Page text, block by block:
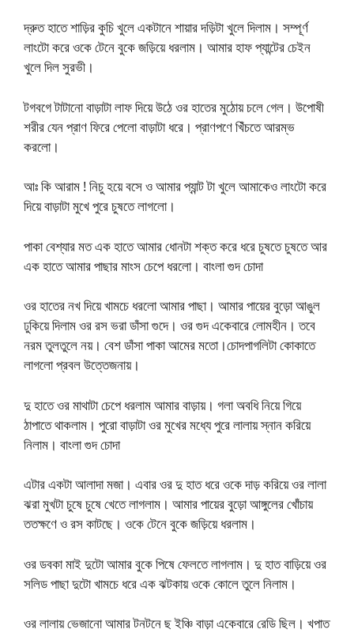
দ্রুত হাতে শাড়ির কুচি খুলে একটানে শায়ার দড়িটা খুলে দিলাম। সম্পূর্ণ
লাংটো করে ওকে টেনে বুকে জড়িয়ে ধরলাম। আমার হাফ প্যান্টের চেইন
খুলে দিল সুরভী।
টগবগে টাটানো বাড়াটা লাফ দিয়ে উঠে ওর হাতের মুঠোয় চলে গেল। উপোষী
শরীর যেন প্রাণ ফিরে পেলো বাড়াটা ধরে। প্রাণপণে খিঁচতে আরম্ভ
করলো।
আঃ কি আরাম ! নিচু হয়ে বসে ও আমার প্যান্ট টা খুলে আমাকেও লাংটো করে
দিয়ে বাড়াটা মুখে পুরে চুষতে লাগলো।
পাকা বেশ্যার মত এক হাতে আমার ধোনটা শক্ত করে ধরে চুষতে চুষতে আর
এক হাতে আমার পাছার মাংস চেপে ধরলো। বাংলা গুদ চোদা
ওর হাতের নখ দিয়ে খামচে ধরলো আমার পাছা। আমার পায়ের বুড়ো আঙুল
ঢুকিয়ে দিলাম ওর রস ভরা ডাঁসা গুদে। ওর গুদ একেবারে লোমহীন। তবে
নরম তুলতুলে নয়। বেশ ডাঁসা পাকা আমের মতো।চোদপাগলিটা কোকাতে
লাগলো প্রবল উত্তেজনায়।
দু হাতে ওর মাথাটা চেপে ধরলাম আমার বাড়ায়। গলা অবধি নিয়ে গিয়ে
ঠাপাতে থাকলাম। পুরো বাড়াটা ওর মুখের মধ্যে পুরে লালায় স্নান করিয়ে
নিলাম। বাংলা গুদ চোদা
এটার একটা আলাদা মজা। এবার ওর দু হাত ধরে ওকে দাড় করিয়ে ওর লালা
ঝরা মুখটা চুষে চুষে খেতে লাগলাম। আমার পায়ের বুড়ো আঙ্গুলের খোঁচায়
ততক্ষণে ও রস কাটছে। ওকে টেনে বুকে জড়িয়ে ধরলাম।
ওর ডবকা মাই দুটো আমার বুকে পিষে ফেলতে লাগলাম। দু হাত বাড়িয়ে ওর
সলিড পাছা দুটো খামচে ধরে এক ঝটকায় ওকে কোলে তুলে নিলাম।
ওর লালায় ভেজানো আমার টনটনে ছ ইঞ্চি বাড়া একেবারে রেডি ছিল। খপাত